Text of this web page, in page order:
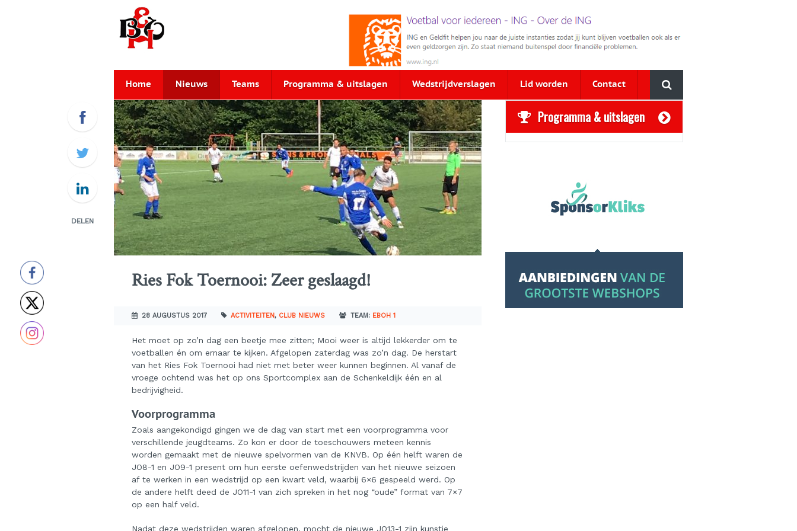
Home Nieuws Teams Programma & uitslagen Wedstrijdverslagen Lid worden Contact
Ries Fok Toernooi: Zeer geslaagd!
28 AUGUSTUS 2017 ACTIVITEITEN, CLUB NIEUWS TEAM: EBOH 1
Het moet op zo’n dag een beetje mee zitten; Mooi weer is altijd lekkerder om te
voetballen én om ernaar te kijken. Afgelopen zaterdag was zo’n dag. De herstart
van het Ries Fok Toernooi had niet met beter weer kunnen beginnen. Al vanaf de
vroege ochtend was het op ons Sportcomplex aan de Schenkeldijk één en al
bedrijvigheid.
Voorprogramma
Zoals aangekondigd gingen we de dag van start met een voorprogramma voor
verschillende jeugdteams. Zo kon er door de toeschouwers meteen kennis
worden gemaakt met de nieuwe spelvormen van de KNVB. Op één helft waren de
JO8-1 en JO9-1 present om hun eerste oefenwedstrijden van het nieuwe seizoen
af te werken in een wedstrijd op een kwart veld, waarbij 6×6 gespeeld werd. Op
de andere helft deed de JO11-1 van zich spreken in het nog “oude” format van 7×7
op een half veld.
Nadat deze wedstrijden waren afgelopen, mocht de nieuwe JO13-1 zijn kunstje
DELEN
Programma & uitslagen